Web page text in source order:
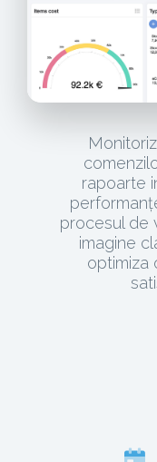
rapoarte
procesul de
imagine
optimiza